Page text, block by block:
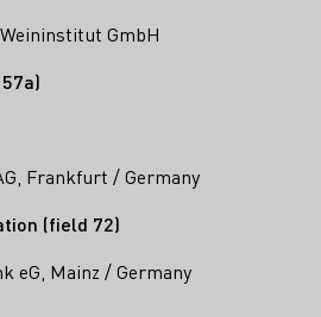
GmbH
Frankfurt / Germany
(field 72)
eG, Mainz / Germany